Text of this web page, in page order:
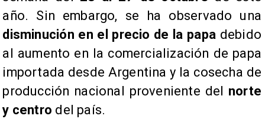
año. Sin embargo, se ha observado una
disminución en el precio de la papa debido
al aumento en la comercialización de papa
importada desde Argentina y la cosecha de
producción nacional proveniente del norte
y centro del país.